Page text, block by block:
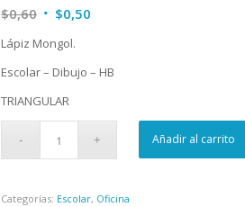
$0,60 El
precio
original
era:
$0,60.
$0,50
es:
Lápiz Mongol.
Escolar – Dibujo – HB
TRIANGULAR
Añadir al carrito
Categorías: Escolar, Oficina